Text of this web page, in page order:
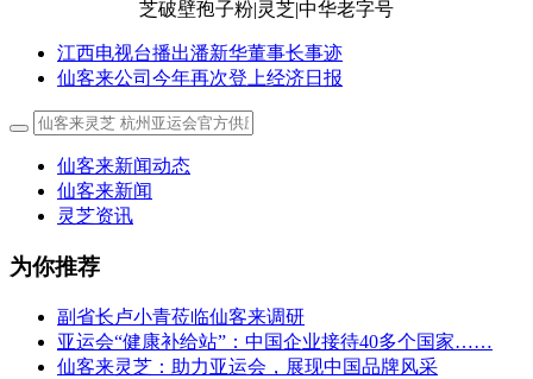
江西电视台播出潘新华董事长事迹
仙客来公司今年再次登上经济日报
仙客来新闻动态
仙客来新闻
灵芝资讯
为你推荐
副省长卢小青莅临仙客来调研
亚运会“健康补给站”：中国企业接待40多个国家……
仙客来灵芝：助力亚运会，展现中国品牌风采